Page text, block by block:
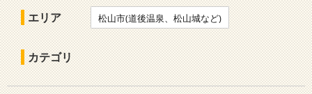
エリア 松山市(道後温泉、松山城など)
カテゴリ